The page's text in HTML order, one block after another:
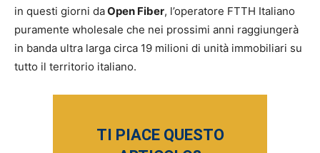
in questi giorni daOpen Fiber, l’operatore FTTH Italiano
puramente wholesale che nei prossimi anni raggiungerà
in banda ultra larga circa 19 milioni di unità immobiliari su
tutto il territorio italiano.
TI PIACE QUESTO